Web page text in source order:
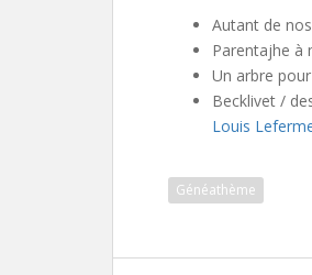
Autant de
Parentajhe à
Un arbre
Becklivet /
Louis
Généathème